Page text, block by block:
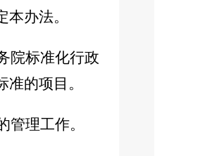
办法。
院标准化行政
的项目。
理工作。